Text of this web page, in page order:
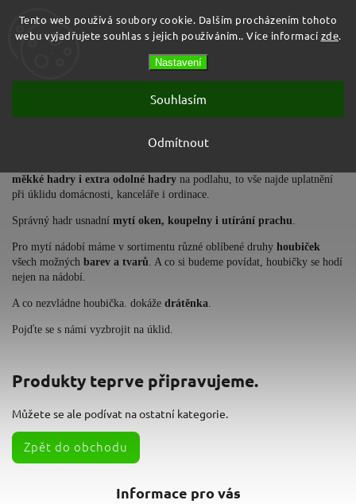
Tento web používá soubory cookie. Dalším procházením tohoto
webu vyjadřujete souhlas s jejich používáním.. Více informací zde.
Nastavení
Odmítnout
Souhlasím
Hadry, houbičky, drátěnky
měkké hadry i extra odolné hadry na podlahu, to vše najde uplatnění
při úklidu domácnosti, kanceláře i ordinace.
Správný hadr usnadní mytí oken, koupelny i utírání prachu.
Pro mytí nádobí máme v sortimentu různé oblíbené druhy houbiček
všech možných barev a tvarů. A co si budeme povídat, houbičky se hodí
nejen na nádobí.
A co nezvládne houbička. dokáže drátěnka.
Pojďte se s námi vyzbrojit na úklid.
Produkty teprve připravujeme.
Můžete se ale podívat na ostatní kategorie.
Zpět do obchodu
Informace pro vás